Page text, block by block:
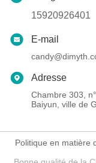
15920926401
E-mail
Adresse
Chambre 303,
Baiyun, ville de
Politique en matière